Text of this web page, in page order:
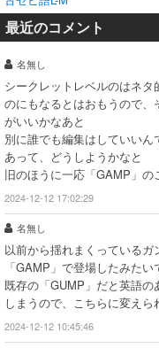
最近のコメント
名無し
シークレットレベルのはネ
のにもなるとはおもうので
がいいかなあと
別に誰でも編集はしていい
あって、どうしようかなと
旧のほうに一応「GAMP」
2024-12-12 17:02:29
名無し
以前から揺れまくっている
「GAMP」で登場したみたい
既存の「GUMP」だと英語
しまうので、こちらに変えら
2024-12-12 10:45:46